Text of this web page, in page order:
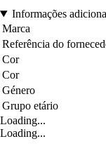
Informações
Marca
Referência do
Cor
Cor
Género
Grupo etário
Loading...
Loading...